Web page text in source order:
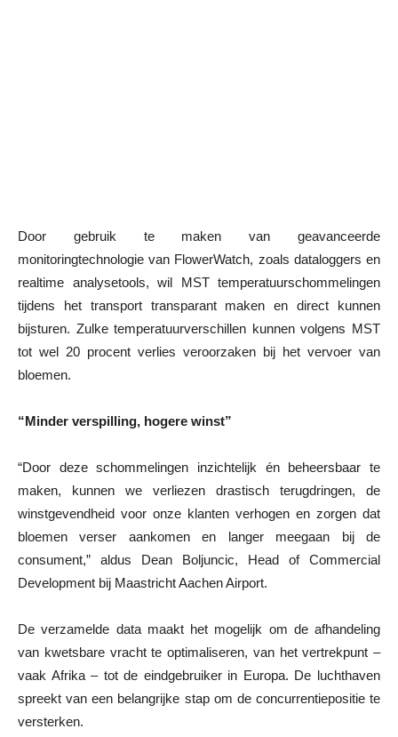
Door gebruik te maken van geavanceerde
monitoringtechnologie van FlowerWatch, zoals dataloggers en
realtime analysetools, wil MST temperatuurschommelingen
tijdens het transport transparant maken en direct kunnen
bijsturen. Zulke temperatuurverschillen kunnen volgens MST
tot wel 20 procent verlies veroorzaken bij het vervoer van
bloemen.
“Minder verspilling, hogere winst”
“Door deze schommelingen inzichtelijk én beheersbaar te
maken, kunnen we verliezen drastisch terugdringen, de
winstgevendheid voor onze klanten verhogen en zorgen dat
bloemen verser aankomen en langer meegaan bij de
consument,” aldus Dean Boljuncic, Head of Commercial
Development bij Maastricht Aachen Airport.
De verzamelde data maakt het mogelijk om de afhandeling
van kwetsbare vracht te optimaliseren, van het vertrekpunt –
vaak Afrika – tot de eindgebruiker in Europa. De luchthaven
spreekt van een belangrijke stap om de concurrentiepositie te
versterken.